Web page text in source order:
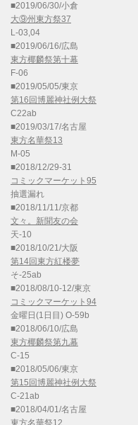
■2019/06/30/小倉
大⑨州東方祭37
L-03,04
■2019/06/16/広島
東方椰麟祭第十幕
F-06
■2019/05/05/東京
第16回博麗神社例大祭
C22ab
■2019/03/17/名古屋
東方名華祭13
M-05
■2018/12/29-31
コミックマーケット95
抽選漏れ
■2018/11/11/京都
文々。新聞友の会
天-10
■2018/10/21/大阪
第14回東方紅楼夢
そ-25ab
■2018/08/10-12/東京
コミックマーケット94
金曜日(1日目) O-59b
■2018/06/10/広島
東方椰麟祭第九幕
C-15
■2018/05/06/東京
第15回博麗神社例大祭
C-21ab
■2018/04/01/名古屋